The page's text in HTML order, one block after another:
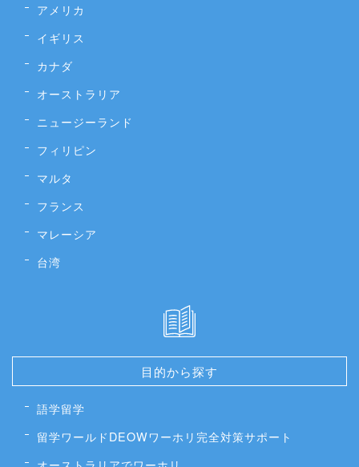
アメリカ
イギリス
カナダ
オーストラリア
ニュージーランド
フィリピン
マルタ
フランス
マレーシア
台湾
目的から探す
語学留学
留学ワールドDEOWワーホリ完全対策サポート